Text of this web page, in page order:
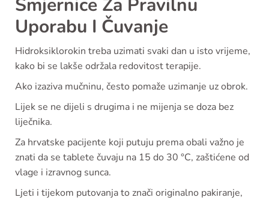
Smjernice Za Pravilnu
Uporabu I Čuvanje
Hidroksiklorokin treba uzimati svaki dan u isto vrijeme,
kako bi se lakše održala redovitost terapije.
Ako izaziva mučninu, često pomaže uzimanje uz obrok.
Lijek se ne dijeli s drugima i ne mijenja se doza bez
liječnika.
Za hrvatske pacijente koji putuju prema obali važno je
znati da se tablete čuvaju na 15 do 30 °C, zaštićene od
vlage i izravnog sunca.
Ljeti i tijekom putovanja to znači originalno pakiranje,